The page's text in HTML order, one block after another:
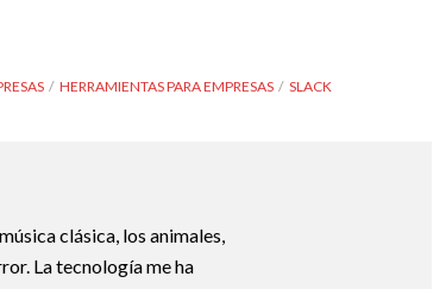
HERRAMIENTAS PARA EMPRESAS SLACK
clásica, los animales,
La tecnología me ha